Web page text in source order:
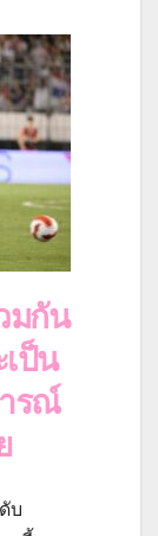
มกัน
ป็น
รณ์
บ